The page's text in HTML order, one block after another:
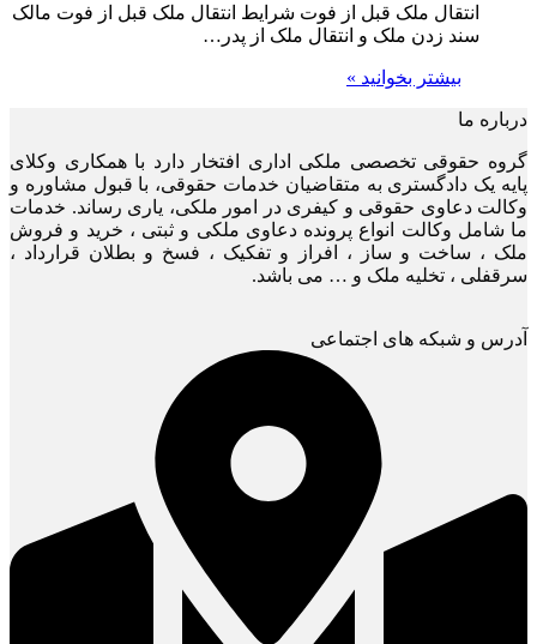
انتقال ملک قبل از فوت شرایط انتقال ملک قبل از فوت مالک
سند زدن ملک و انتقال ملک از پدر…
بیشتر بخوانید »
درباره ما
گروه حقوقی تخصصی ملکی اداری افتخار دارد با همکاری وکلای
پایه یک دادگستری به متقاضیان خدمات حقوقی، با قبول مشاوره و
وکالت دعاوی حقوقی و کیفری در امور ملکی، یاری رساند. خدمات
ما شامل وکالت انواع پرونده دعاوی ملکی و ثبتی ، خرید و فروش
ملک ، ساخت و ساز ، افراز و تفکیک ، فسخ و بطلان قرارداد ،
سرقفلی ، تخلیه ملک و … می باشد.
آدرس و شبکه های اجتماعی